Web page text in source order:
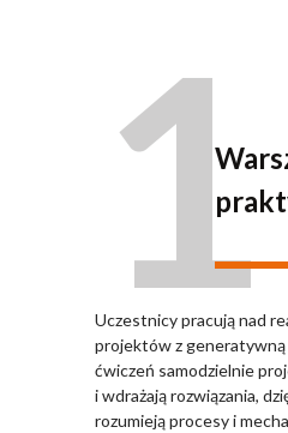
1
Uczestnicy pracują nad
projektów z
ćwiczeń samodzielnie
i wdrażają rozwiązania,
rozumieją procesy i